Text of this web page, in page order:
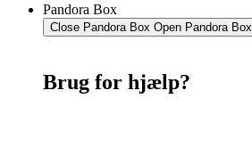
Pandora Box
Close Pandora Box Open Pandora Box
Brug for hjælp?